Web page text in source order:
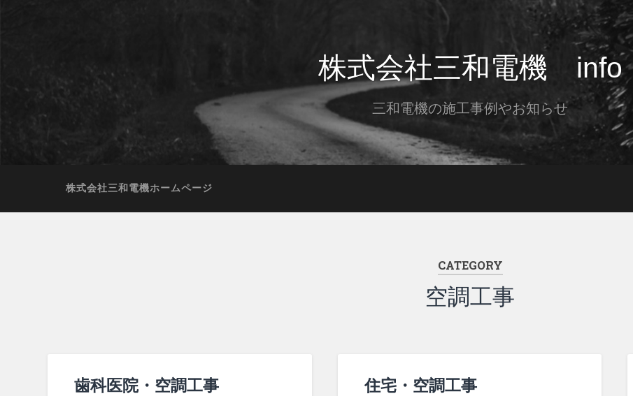
株式会社三和電機 info
三和電機の施工事例やお知らせ
株式会社三和電機ホームページ
CATEGORY
空調工事
歯科医院・空調工事 住宅・空調工事